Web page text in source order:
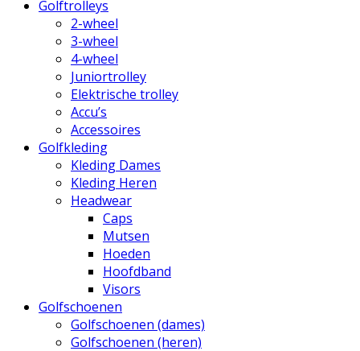
Golftrolleys
2-wheel
3-wheel
4-wheel
Juniortrolley
Elektrische trolley
Accu’s
Accessoires
Golfkleding
Kleding Dames
Kleding Heren
Headwear
Caps
Mutsen
Hoeden
Hoofdband
Visors
Golfschoenen
Golfschoenen (dames)
Golfschoenen (heren)